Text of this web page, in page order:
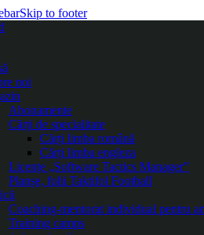
Skip to footer
noi
Abonamente
Cărți de specialitate
Cărți limba română
Cărți limba engleza
Licențe „Software Tactics Manager”
Planșe, folii Taktifol Football
Coaching-mentorat individual pentru
Training camps